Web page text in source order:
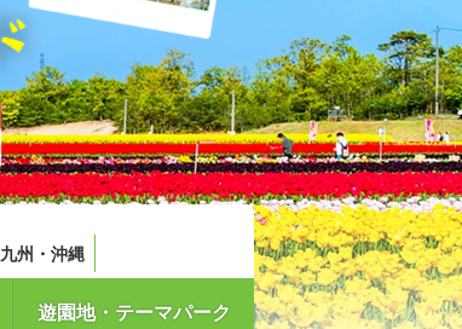
九州・沖縄
遊園地・テーマパーク